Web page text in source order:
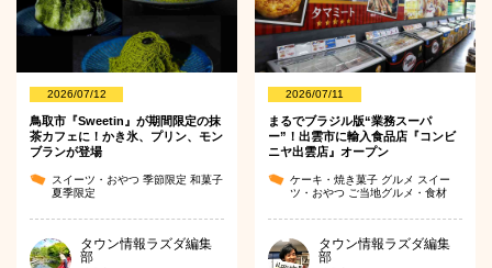
2026/07/12
鳥取市『Sweetin』が期間限定の抹
茶カフェに！かき氷、プリン、モン
ブランが登場
スイーツ・おやつ 季節限定 和菓子
夏季限定
タウン情報ラズダ編集
部
2026/07/11
まるでブラジル版“業務スーパ
ー”！出雲市に輸入食品店『コンビ
ニヤ出雲店』オープン
ケーキ・焼き菓子 グルメ スイー
ツ・おやつ ご当地グルメ・食材
タウン情報ラズダ編集
部